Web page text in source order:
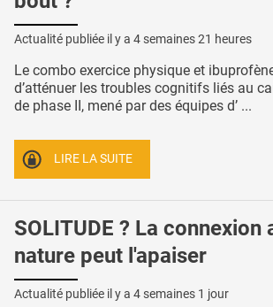
Actualité publiée il y a 4 semaines 21 heures
Le combo exercice physique et
d’atténuer les troubles cognitifs liés au
de phase II, mené par des équipes d’ ...
LIRE LA SUITE
SOLITUDE ? La connexion
nature peut l'apaiser
Actualité publiée il y a 4 semaines 1 jour